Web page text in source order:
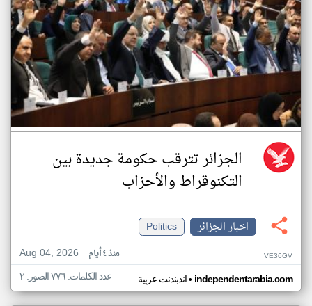
الجزائر تترقب حكومة جديدة بين
التكنوقراط والأحزاب
اخبار الجزائر
Politics
Aug 04, 2026
منذ ٤ أيام VE36GV
اندبندنت عربية• independentarabia.com عدد الكلمات: ٧٧٦ الصور: ٢